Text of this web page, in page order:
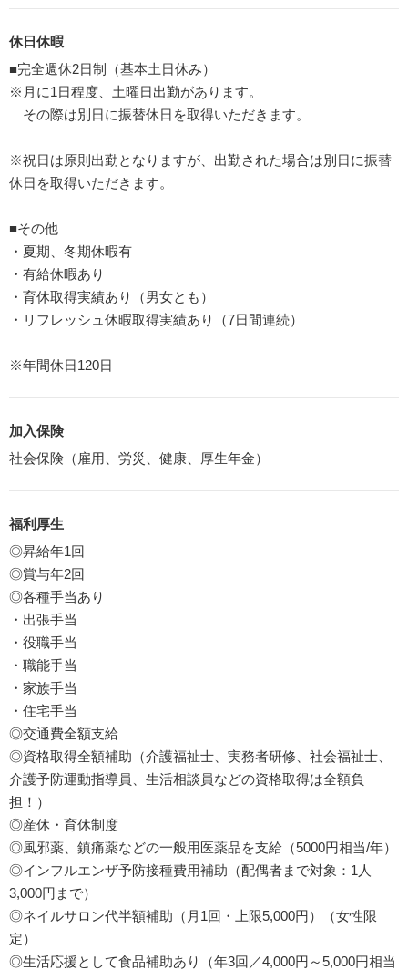
休日休暇
■完全週休2日制（基本土日休み）
※月に1日程度、土曜日出勤があります。
その際は別日に振替休日を取得いただきます。
※祝日は原則出勤となりますが、出勤された場合は別日に振替
休日を取得いただきます。
■その他
・夏期、冬期休暇有
・有給休暇あり
・育休取得実績あり（男女とも）
・リフレッシュ休暇取得実績あり（7日間連続）
※年間休日120日
加入保険
社会保険（雇用、労災、健康、厚生年金）
福利厚生
◎昇給年1回
◎賞与年2回
◎各種手当あり
・出張手当
・役職手当
・職能手当
・家族手当
・住宅手当
◎交通費全額支給
◎資格取得全額補助（介護福祉士、実務者研修、社会福祉士、
介護予防運動指導員、生活相談員などの資格取得は全額負
担！）
◎産休・育休制度
◎風邪薬、鎮痛薬などの一般用医薬品を支給（5000円相当/年）
◎インフルエンザ予防接種費用補助（配偶者まで対象：1人
3,000円まで）
◎ネイルサロン代半額補助（月1回・上限5,000円）（女性限
定）
◎生活応援として食品補助あり（年3回／4,000円～5,000円相当